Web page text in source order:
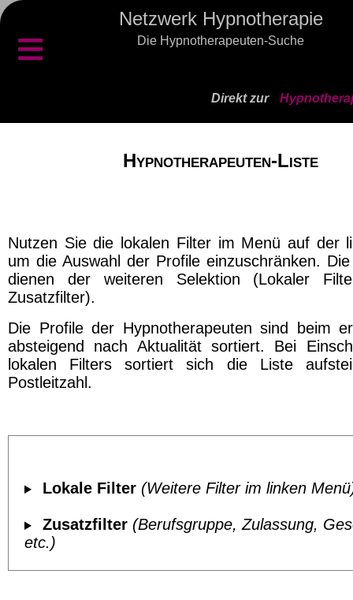
Netzwerk Hypnotherapie
Die Hypnotherapeuten-Suche
≡
Direkt zur
Hypnotherapeuten-Liste
Nutzen Sie die lokalen Filter im Menü auf der
um die Auswahl der Profile einzuschränken.
dienen der weiteren Selektion (Lokaler
Zusatzfilter).
Die Profile der Hypnotherapeuten sind beim
absteigend nach Aktualität sortiert. Bei
lokalen Filters sortiert sich die Liste
Postleitzahl.
Lokale Filter (Weitere Filter im linken
Zusatzfilter (Berufsgruppe, Zulassung,
etc.)